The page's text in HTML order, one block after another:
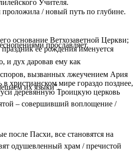
Учителя.
основание Ветхозаветной Церкви;
ее рождения именуется
вызванных лжеучением Ария
христианском мире гораздо позднее,
деревянную Троицкую церковь
после Пасхи, все становятся на
проложила / новый путь по глубине.
прославляет.
и дух даровав ему как
их языки".
– совершивший воплощение /
одушевленный храм / пречистой